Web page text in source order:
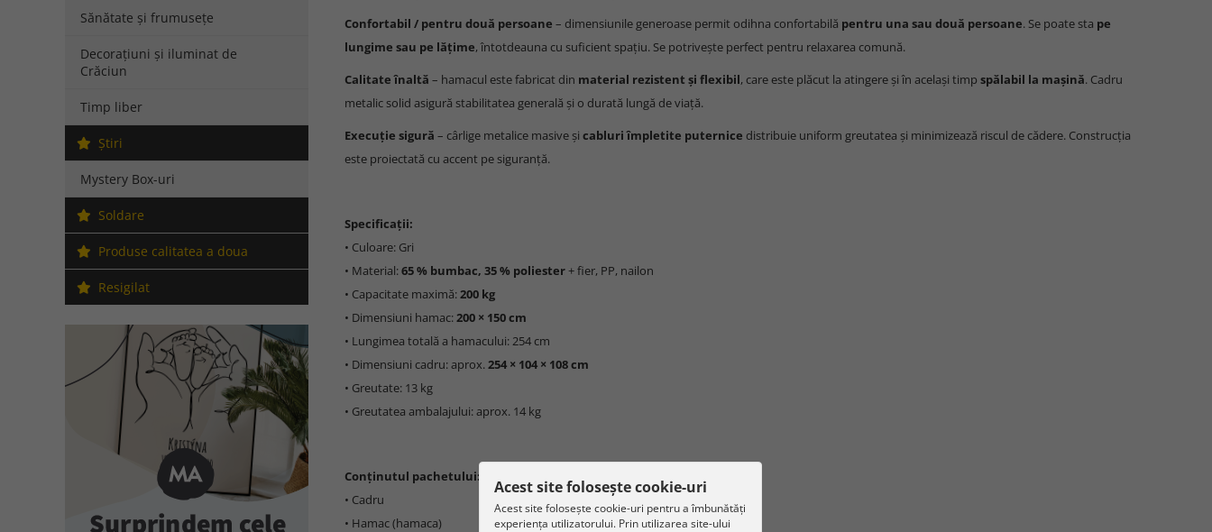
Sănătate și frumusețe
Decorațiuni și iluminat de
Crăciun
Timp liber
Ştiri
Mystery Box-uri
Soldare
Produse calitatea a doua
Resigilat
Confortabil / pentru două persoane – dimensiunile generoase permit odihna confortabilă pentru una sau două persoane. Se poate sta pe
lungime sau pe lățime, întotdeauna cu suficient spațiu. Se potrivește perfect pentru relaxarea comună.
Calitate înaltă – hamacul este fabricat din material rezistent și flexibil, care este plăcut la atingere și în același timp spălabil la mașină. Cadru
metalic solid asigură stabilitatea generală și o durată lungă de viață.
Execuție sigură – cârlige metalice masive și cabluri împletite puternice distribuie uniform greutatea și minimizează riscul de cădere. Construcția
este proiectată cu accent pe siguranță.
Specificații:
• Culoare: Gri
• Material:65 % bumbac, 35 % poliester+ fier, PP, nailon
• Capacitate maximă:200 kg
• Dimensiuni hamac:200 × 150 cm
• Lungimea totală a hamacului: 254 cm
• Dimensiuni cadru: aprox.254 × 104 × 108 cm
• Greutate: 13 kg
• Greutatea ambalajului: aprox. 14 kg
Conținutul pachetului:
• Cadru
• Hamac (hamaca)
Acest site folosește cookie-uri
Acest site folosește cookie-uri pentru a îmbunătăți
experiența utilizatorului. Prin utilizarea site-ului